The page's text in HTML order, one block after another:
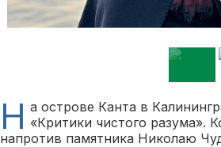
Н а острове Канта в
«Критики чистого разума».
напротив памятника Николаю